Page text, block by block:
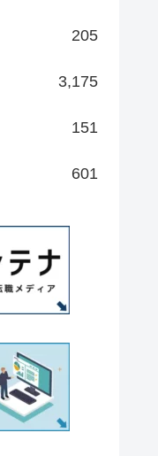
205
3,175
151
601